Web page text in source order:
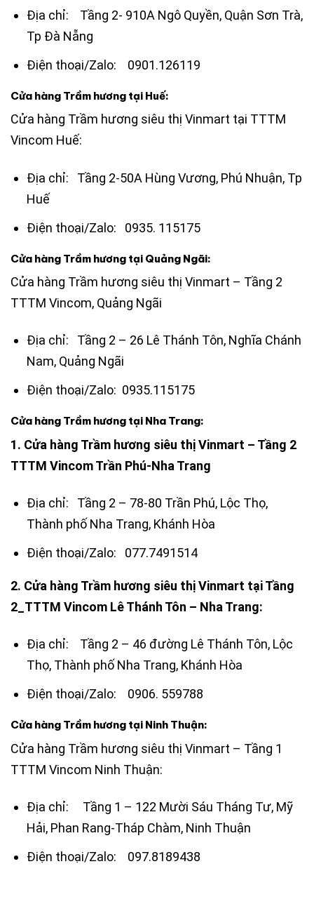
Địa chỉ: Tầng 2- 910A Ngô Quyền, Quận Sơn Trà,
Tp Đà Nẵng
Điện thoại/Zalo: 0901.126119
Cửa hàng Trầm hương tại Huế:
Cửa hàng Trầm hương siêu thị Vinmart tại TTTM
Vincom Huế:
Địa chỉ: Tầng 2-50A Hùng Vương, Phú Nhuận, Tp
Huế
Điện thoại/Zalo: 0935. 115175
Cửa hàng Trầm hương tại Quảng Ngãi:
Cửa hàng Trầm hương siêu thị Vinmart – Tầng 2
TTTM Vincom, Quảng Ngãi
Địa chỉ: Tầng 2 – 26 Lê Thánh Tôn, Nghĩa Chánh
Nam, Quảng Ngãi
Điện thoại/Zalo: 0935.115175
Cửa hàng Trầm hương tại Nha Trang:
1. Cửa hàng Trầm hương siêu thị Vinmart – Tầng 2
TTTM Vincom Trần Phú-Nha Trang
Địa chỉ: Tầng 2 – 78-80 Trần Phú, Lộc Thọ,
Thành phố Nha Trang, Khánh Hòa
Điện thoại/Zalo: 077.7491514
2. Cửa hàng Trầm hương siêu thị Vinmart tại Tầng
2_TTTM Vincom Lê Thánh Tôn – Nha Trang:
Địa chỉ: Tầng 2 – 46 đường Lê Thánh Tôn, Lộc
Thọ, Thành phố Nha Trang, Khánh Hòa
Điện thoại/Zalo: 0906. 559788
Cửa hàng Trầm hương tại Ninh Thuận:
Cửa hàng Trầm hương siêu thị Vinmart – Tầng 1
TTTM Vincom Ninh Thuận:
Địa chỉ: Tầng 1 – 122 Mười Sáu Tháng Tư, Mỹ
Hải, Phan Rang-Tháp Chàm, Ninh Thuận
Điện thoại/Zalo: 097.8189438